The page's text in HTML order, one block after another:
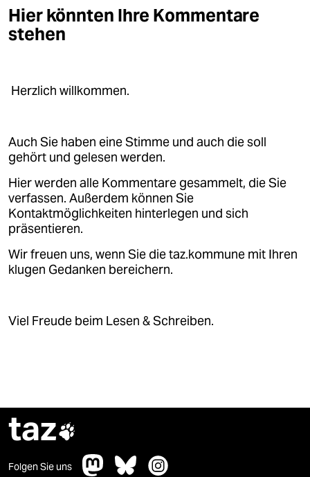
Hier könnten Ihre Kommentare
stehen
Herzlich willkommen.
Auch Sie haben eine Stimme und auch die soll
gehört und gelesen werden.
Hier werden alle Kommentare gesammelt, die Sie
verfassen. Außerdem können Sie
Kontaktmöglichkeiten hinterlegen und sich
präsentieren.
Wir freuen uns, wenn Sie die taz.kommune mit Ihren
klugen Gedanken bereichern.
Viel Freude beim Lesen & Schreiben.
taz
Folgen Sie uns